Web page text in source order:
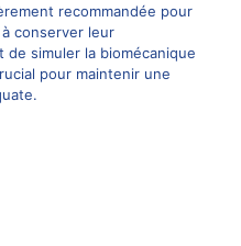
recommandée pour
conserver leur
de simuler la biomécanique
pour maintenir une